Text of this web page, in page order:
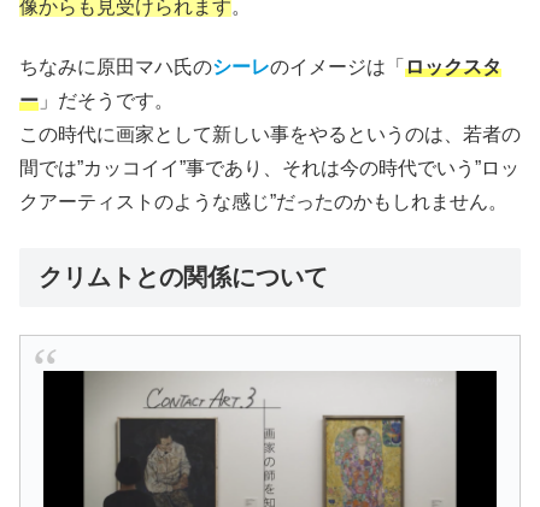
像からも見受けられます。
ちなみに原田マハ氏のシーレのイメージは「 ロックスタ
ー 」だそうです。
この時代に画家として新しい事をやるというのは、若者の
間では”カッコイイ”事であり、それは今の時代でいう”ロッ
クアーティストのような感じ”だったのかもしれません。
クリムトとの関係について